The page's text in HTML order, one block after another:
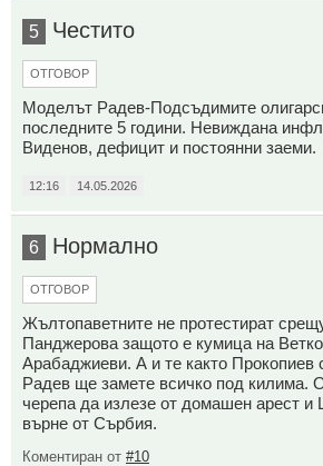
5 Честито
ОТГОВОР
Моделът Радев-Подсъдимите
последните 5 години. Невиждана
Виденов, дефицит и постоянни заеми.
12:16 14.05.2026
6 Нормално
ОТГОВОР
Жълтопаветните не протестират
Панджерова защото е кумица на
Арабаджиеви. А и те както Прокопиев
Радев ще замете всичко под килима.
черепа да излезе от домашен арест
върне от Сърбия.
Коментиран от #10